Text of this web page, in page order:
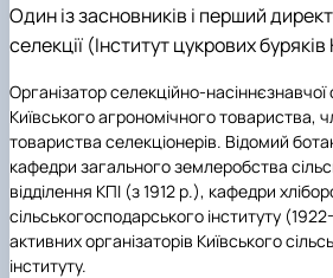
Один із засновників і перший
селекції (Інститут цукрових
Організатор селекційно-насіннєзнавчої
Київського агрономічного товариства,
товариства селекціонерів. Відомий
кафедри загального землеробства
відділення КПІ (з 1912 р.), кафедри
сільськогосподарського інституту
активних організаторів Київського
інституту.